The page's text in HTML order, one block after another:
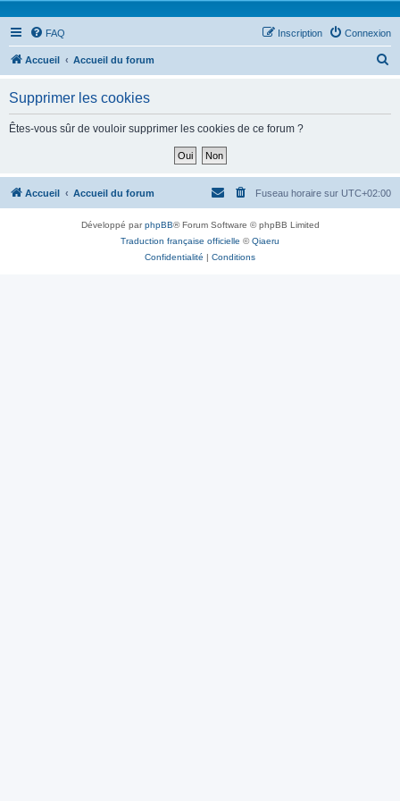
FAQ Connexion
Inscription
Accueil Accueil du forum
h
Supprimer les cookies
Êtes-vous sûr de vouloir supprimer les cookies de ce forum ?
Accueil Accueil du forum Fuseau horaire sur UTC+02:00
Développé parphpBB® Forum Software © phpBB Limited
Traduction française officielle ©Qiaeru
Confidentialité | Conditions